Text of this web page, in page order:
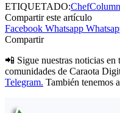
ETIQUETADO:Chef
Compartir este artículo
Facebook Whatsapp
Compartir
📲 Sigue nuestras noticias
comunidades de Caraota
Telegram. También tenemos